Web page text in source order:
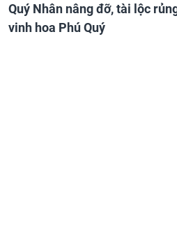
Quý Nhân nâng đỡ, tài lộc
vinh hoa Phú Quý